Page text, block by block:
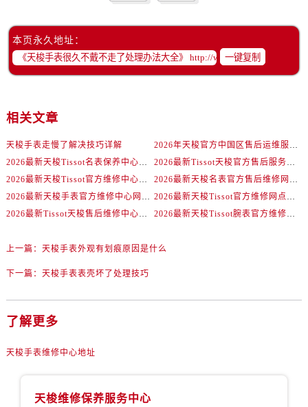
本页永久地址：
一键复制
相关文章
天梭手表走慢了解决技巧详解
2026年天梭官方中国区售后运维服务网络升级公告（最新电话及地址）
2026最新天梭Tissot名表保养中心地址调研报告
2026最新Tissot天梭官方售后服务网点地址调研报告
2026最新天梭Tissot官方维修中心网点地址调研报告
2026最新天梭名表官方售后维修网点地址调研报告
2026最新天梭手表官方维修中心网点地址考察报告
2026最新天梭Tissot官方维修网点地址调研报告
2026最新Tissot天梭售后维修中心网点地址调研报告
2026最新天梭Tissot腕表官方维修保养中心地址实地探访报告
上一篇： 天梭手表外观有划痕原因是什么
下一篇： 天梭手表表壳坏了处理技巧
了解更多
天梭手表维修中心地址
天梭维修保养服务中心